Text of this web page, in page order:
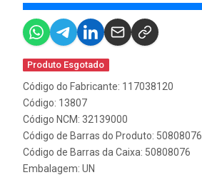
Produto Esgotado
Código do Fabricante: 117038120
Código: 13807
Código NCM: 32139000
Código de Barras do Produto: 50808076
Código de Barras da Caixa: 50808076
Embalagem: UN